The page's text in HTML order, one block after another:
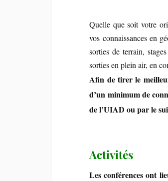
Quelle que soit votre
vos connaissances en
sorties de terrain,
sorties en plein air, en
Afin de tirer le
d’un minimum de
de l’UIAD ou par le
Activités
Les conférences ont